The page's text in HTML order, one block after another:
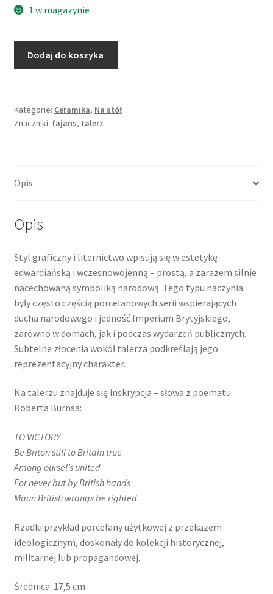
1 w magazynie
dekoracją
angielską
ćw.
Dodaj do koszyka
Kategorie: Ceramika, Na stół
Znaczniki: fajans, talerz
Opis
Opis
Styl graficzny i liternictwo wpisują się w estetykę
edwardiańską i wczesnowojenną – prostą, a zarazem silnie
nacechowaną symboliką narodową. Tego typu naczynia
były często częścią porcelanowych serii wspierających
ducha narodowego i jedność Imperium Brytyjskiego,
zarówno w domach, jak i podczas wydarzeń publicznych.
Subtelne złocenia wokół talerza podkreślają jego
reprezentacyjny charakter.
Na talerzu znajduje się inskrypcja – słowa z poematu
Roberta Burnsa:
TO VICTORY
Be Briton still to Britain true
Among oursel’s united
For never but by British hands
Maun British wrangs be righted.
Rzadki przykład porcelany użytkowej z przekazem
ideologicznym, doskonały do kolekcji historycznej,
militarnej lub propagandowej.
Średnica: 17,5 cm